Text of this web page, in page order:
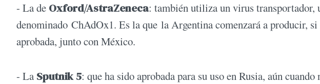
- La de Oxford/AstraZeneca: también utiliza un virus transportador,
denominado ChAdOx1. Es la que la Argentina comenzará a producir, si
aprobada, junto con México.
- La Sputnik 5: que ha sido aprobada para su uso en Rusia, aún